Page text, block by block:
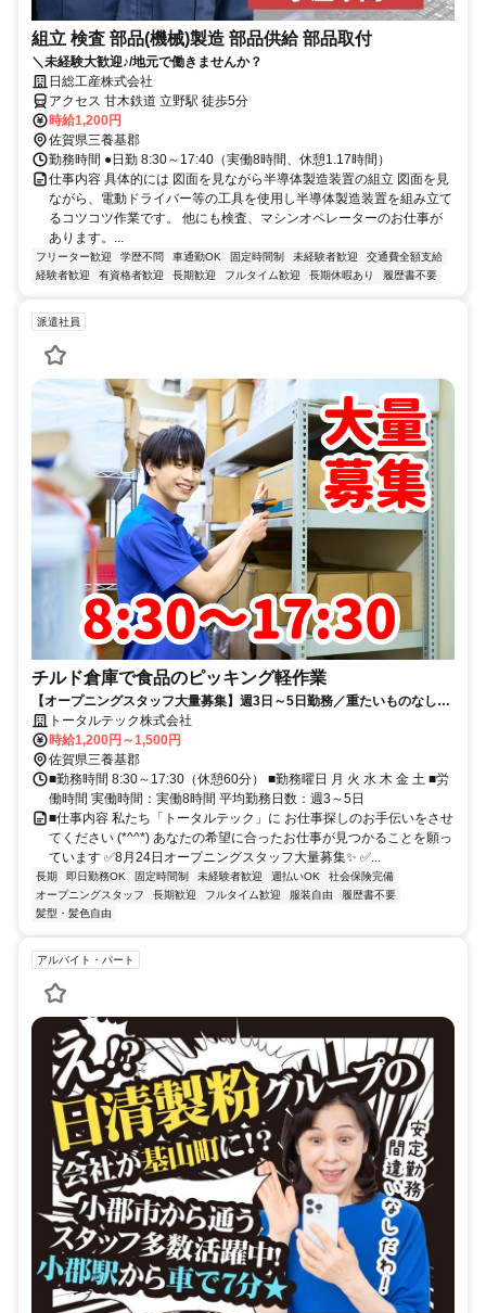
組立 検査 部品(機械)製造 部品供給 部品取付
＼未経験大歓迎♪/地元で働きませんか？
日総工産株式会社
アクセス 甘木鉄道 立野駅 徒歩5分
時給1,200円
佐賀県三養基郡
勤務時間 ●日勤 8:30～17:40（実働8時間、休憩1.17時間）
仕事内容 具体的には 図面を見ながら半導体製造装置の組立 図面を見
ながら、電動ドライバー等の工具を使用し半導体製造装置を組み立て
るコツコツ作業です。 他にも検査、マシンオペレーターのお仕事が
あります。...
フリーター歓迎 学歴不問 車通勤OK 固定時間制 未経験者歓迎
交通費全額支給
経験者歓迎
有資格者歓迎 長期歓迎 フルタイム歓迎 長期休暇あり 履歴書不要
派遣社員
チルド倉庫で食品のピッキング軽作業
【オープニングスタッフ大量募集】週3日～5日勤務／重たいものなし／
服装自由／週払いOK
トータルテック株式会社
時給1,200円～1,500円
佐賀県三養基郡
■勤務時間 8:30～17:30（休憩60分） ■勤務曜日 月 火 水 木 金 土 ■労
働時間 実働時間：実働8時間 平均勤務日数：週3～5日
■仕事内容 私たち「トータルテック」に お仕事探しのお手伝いをさせ
てください (*^^*) あなたの希望に合ったお仕事が見つかることを願っ
ています ✅8月24日オープニングスタッフ大量募集✨ ✅...
長期 即日勤務OK 固定時間制 未経験者歓迎 週払いOK
社会保険完備
オープニングスタッフ
長期歓迎 フルタイム歓迎 服装自由
履歴書不要
髪型・髪色自由
アルバイト・パート